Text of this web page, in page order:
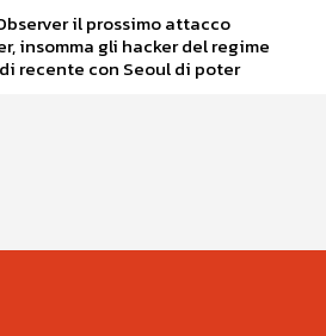
il prossimo attacco
insomma gli hacker del regime
recente con Seoul di poter